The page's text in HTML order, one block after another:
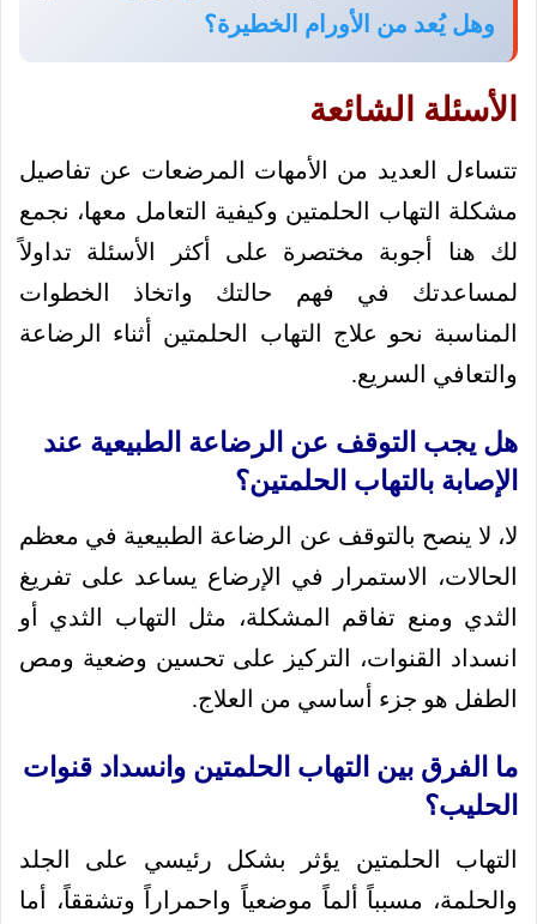
وهل يُعد من الأورام الخطيرة؟
الأسئلة الشائعة
تتساءل العديد من الأمهات المرضعات عن تفاصيل
مشكلة التهاب الحلمتين وكيفية التعامل معها، نجمع
لك هنا أجوبة مختصرة على أكثر الأسئلة تداولاً
لمساعدتك في فهم حالتك واتخاذ الخطوات
المناسبة نحو علاج التهاب الحلمتين أثناء الرضاعة
والتعافي السريع.
هل يجب التوقف عن الرضاعة الطبيعية عند
الإصابة بالتهاب الحلمتين؟
لا، لا ينصح بالتوقف عن الرضاعة الطبيعية في معظم
الحالات، الاستمرار في الإرضاع يساعد على تفريغ
الثدي ومنع تفاقم المشكلة، مثل التهاب الثدي أو
انسداد القنوات، التركيز على تحسين وضعية ومص
الطفل هو جزء أساسي من العلاج.
ما الفرق بين التهاب الحلمتين وانسداد قنوات
الحليب؟
التهاب الحلمتين يؤثر بشكل رئيسي على الجلد
والحلمة، مسبباً ألماً موضعياً واحمراراً وتشققاً، أما